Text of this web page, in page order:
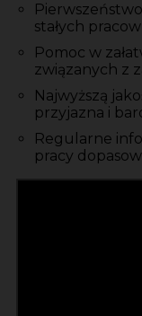
stałych
Pomoc w
związanych z
Najwyższą
przyjazna i
Regularne
pracy